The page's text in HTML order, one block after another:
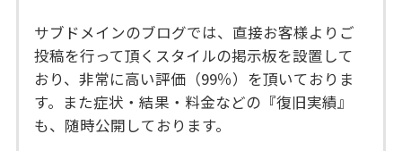
サブドメインのブログでは、直接お客様よりご
投稿を行って頂くスタイルの掲示板を設置して
おり、非常に高い評価（99％）を頂いておりま
す。また症状・結果・料金などの『復旧実績』
も、随時公開しております。